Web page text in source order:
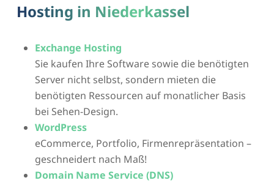
Hosting in Niederkassel
Exchange Hosting
Sie kaufen Ihre Software sowie die benötigten
Server nicht selbst, sondern mieten die
benötigten Ressourcen auf monatlicher Basis
bei Sehen-Design.
WordPress
eCommerce, Portfolio, Firmenrepräsentation –
geschneidert nach Maß!
Domain Name Service (DNS)